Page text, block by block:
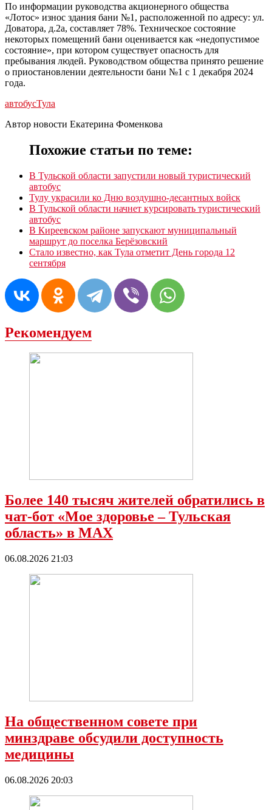
По информации руководства акционерного общества
«Лотос» износ здания бани №1, расположенной по адресу: ул.
Доватора, д.2а, составляет 78%. Техническое состояние
некоторых помещений бани оценивается как «недопустимое
состояние», при котором существует опасность для
пребывания людей. Руководством общества принято решение
о приостановлении деятельности бани №1 с 1 декабря 2024
года.
автобусТула
Автор новости Екатерина Фоменкова
Похожие статьи по теме:
В Тульской области запустили новый туристический
автобус
Тулу украсили ко Дню воздушно-десантных войск
В Тульской области начнет курсировать туристический
автобус
В Киреевском районе запускают муниципальный
маршрут до поселка Берёзовский
Стало известно, как Тула отметит День города 12
сентября
Рекомендуем
Более 140 тысяч жителей обратились в
чат-бот «Мое здоровье – Тульская
область» в МАХ
06.08.2026 21:03
На общественном совете при
минздраве обсудили доступность
медицины
06.08.2026 20:03